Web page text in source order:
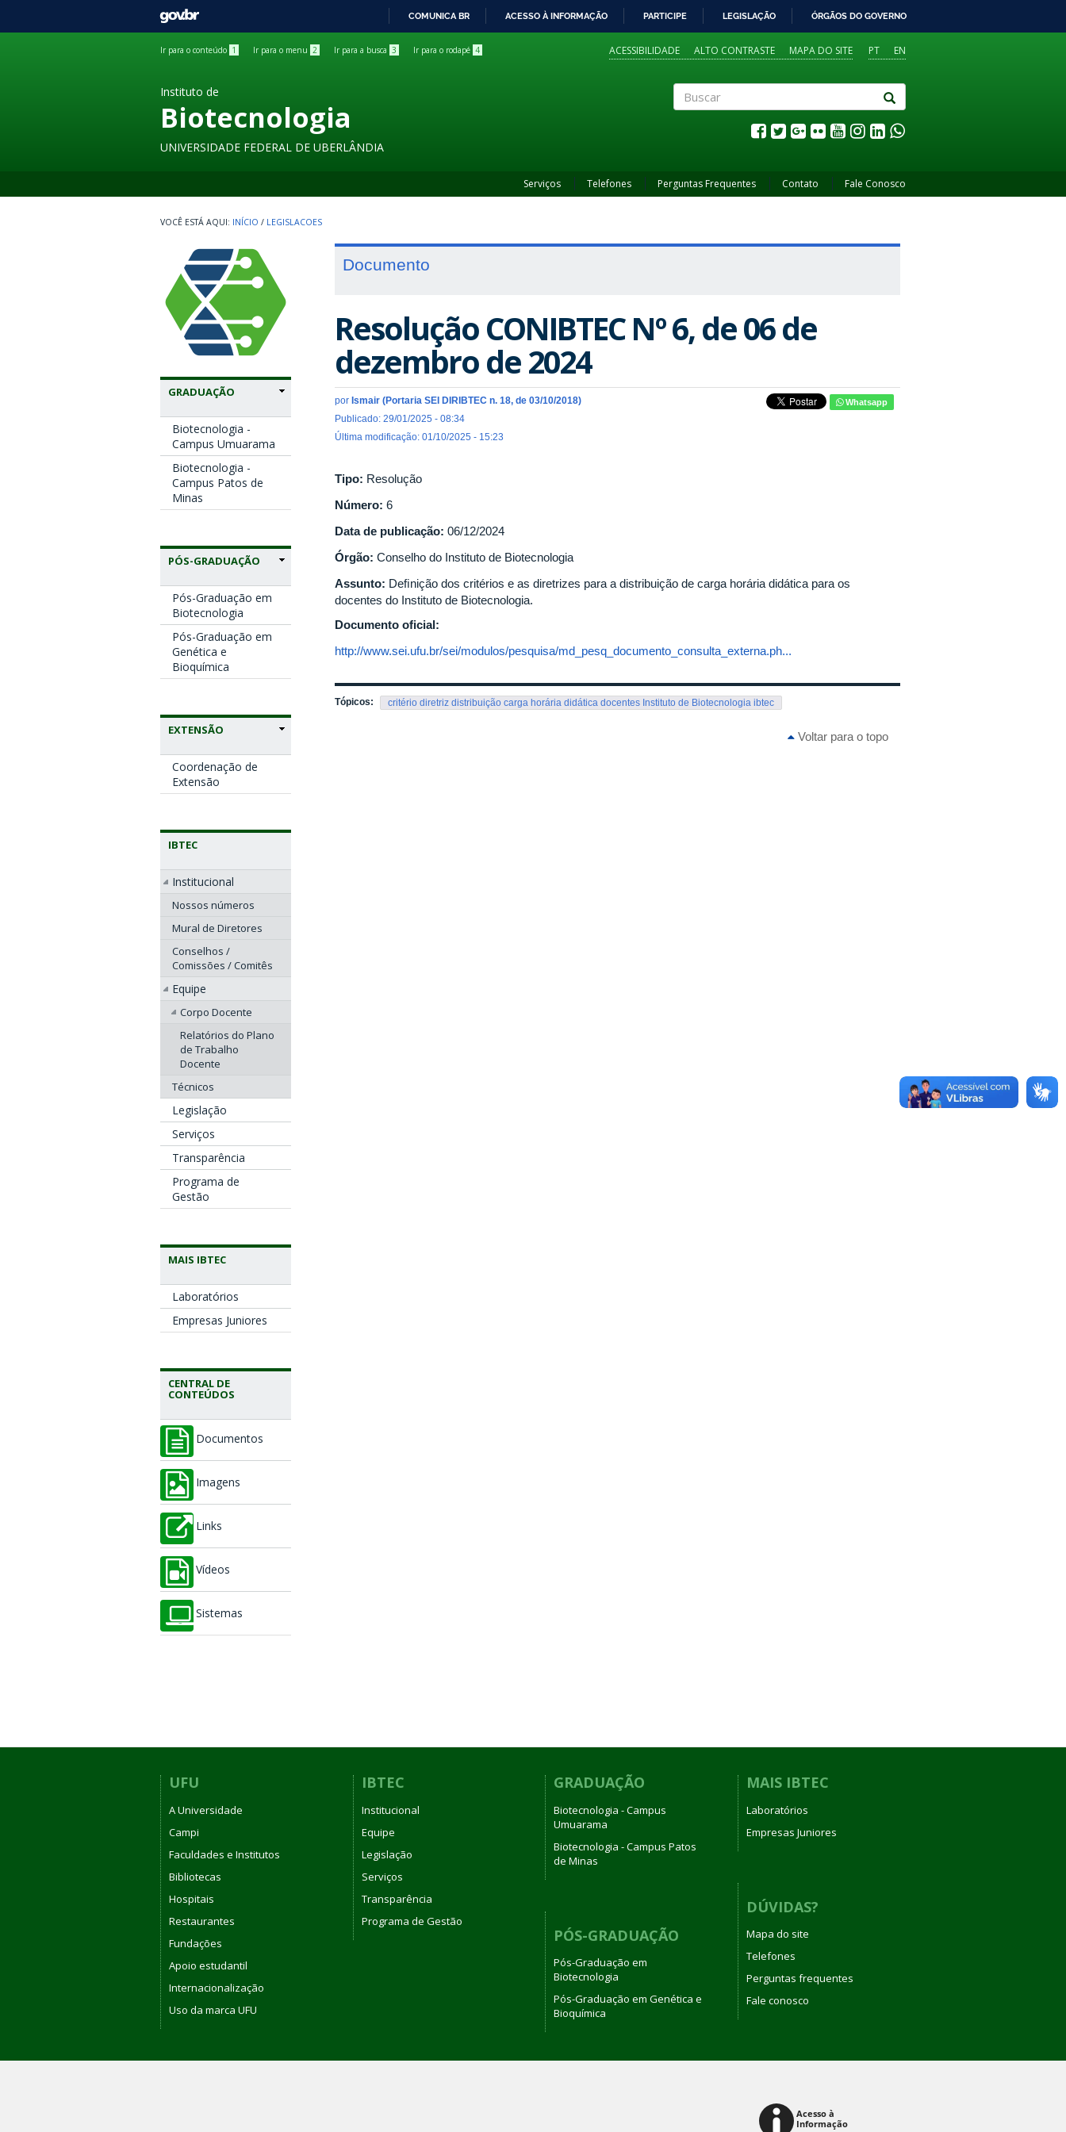
GOVBR
COMUNICA BR ACESSO À INFORMAÇÃO PARTICIPE LEGISLAÇÃO ÓRGÃOS DO GOVERNO
Ir para o conteúdo 1 Ir para o menu 2 Ir para a busca 3 Ir para o rodapé 4 PT EN
ACESSIBILIDADE ALTO CONTRASTE MAPA DO SITE
Instituto de
Biotecnologia
UNIVERSIDADE FEDERAL DE UBERLÂNDIA
Serviços Telefones Perguntas Frequentes Contato Fale Conosco
INÍCIO / LEGISLACOES
GRADUAÇÃO
Biotecnologia -
Campus Umuarama
Biotecnologia -
Campus Patos de
Minas
PÓS-GRADUAÇÃO
Pós-Graduação em
Biotecnologia
Pós-Graduação em
Genética e
Bioquímica
EXTENSÃO
Coordenação de
Extensão
IBTEC
Institucional
Nossos números
Mural de Diretores
Conselhos /
Comissões / Comitês
Equipe
Corpo Docente
Relatórios do Plano
de Trabalho
Docente
Técnicos
Legislação
Serviços
Transparência
Programa de
Gestão
MAIS IBTEC
Laboratórios
Empresas Juniores
CENTRAL DE
CONTEÚDOS
Documentos
Imagens
Links
Vídeos
Sistemas
Documento
Resolução CONIBTEC Nº 6, de 06 de
dezembro de 2024
por Ismair (Portaria SEI DIRIBTEC n. 18, de 03/10/2018)
Publicado: 29/01/2025 - 08:34
Última modificação: 01/10/2025 - 15:23
Whatsapp
Tipo: Resolução
Número: 6
Data de publicação: 06/12/2024
Órgão: Conselho do Instituto de Biotecnologia
Assunto: Deﬁnição dos critérios e as diretrizes para a distribuição de carga horária didática para os
docentes do Instituto de Biotecnologia.
Documento oficial:
http://www.sei.ufu.br/sei/modulos/pesquisa/md_pesq_documento_consulta_externa.ph...
Tópicos: critério diretriz distribuição carga horária didática docentes Instituto de Biotecnologia ibtec
Voltar para o topo
UFU
A Universidade
Campi
Faculdades e Institutos
Bibliotecas
Hospitais
Restaurantes
Fundações
Apoio estudantil
Internacionalização
Uso da marca UFU
IBTEC
Institucional
Equipe
Legislação
Serviços
Transparência
Programa de Gestão
GRADUAÇÃO
Biotecnologia - Campus
Umuarama
Biotecnologia - Campus Patos
de Minas
PÓS-GRADUAÇÃO
Pós-Graduação em
Biotecnologia
Pós-Graduação em Genética e
Bioquímica
MAIS IBTEC
Laboratórios
Empresas Juniores
DÚVIDAS?
Mapa do site
Telefones
Perguntas frequentes
Fale conosco